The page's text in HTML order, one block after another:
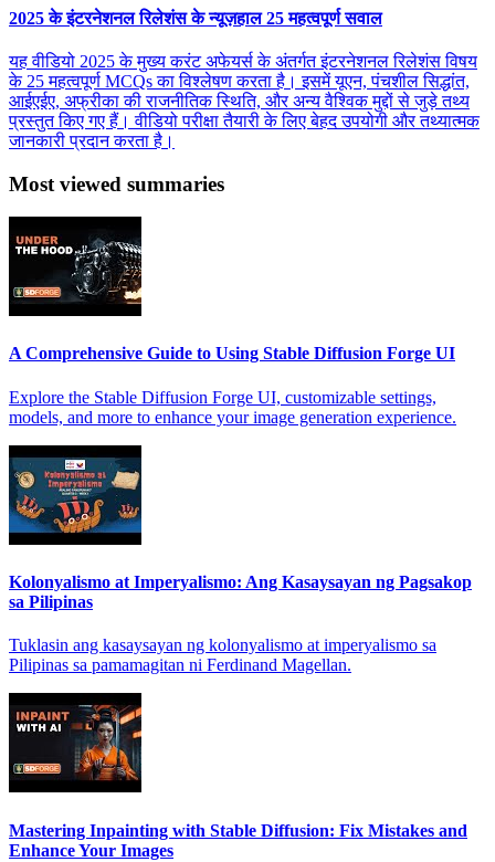
2025 के इंटरनेशनल रिलेशंस के न्यूज़हाल 25 महत्वपूर्ण सवाल
यह वीडियो 2025 के मुख्य करंट अफेयर्स के अंतर्गत इंटरनेशनल रिलेशंस विषय
के 25 महत्वपूर्ण MCQs का विश्लेषण करता है। इसमें यूएन, पंचशील सिद्धांत,
आईएईए, अफ्रीका की राजनीतिक स्थिति, और अन्य वैश्विक मुद्दों से जुड़े तथ्य
प्रस्तुत किए गए हैं। वीडियो परीक्षा तैयारी के लिए बेहद उपयोगी और तथ्यात्मक
जानकारी प्रदान करता है।
Most viewed summaries
A Comprehensive Guide to Using Stable Diffusion Forge UI
Explore the Stable Diffusion Forge UI, customizable settings,
models, and more to enhance your image generation experience.
Kolonyalismo at Imperyalismo: Ang Kasaysayan ng Pagsakop
sa Pilipinas
Tuklasin ang kasaysayan ng kolonyalismo at imperyalismo sa
Pilipinas sa pamamagitan ni Ferdinand Magellan.
Mastering Inpainting with Stable Diffusion: Fix Mistakes and
Enhance Your Images